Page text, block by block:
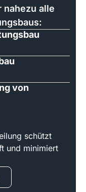
nahezu alle
von
schützt
und minimiert